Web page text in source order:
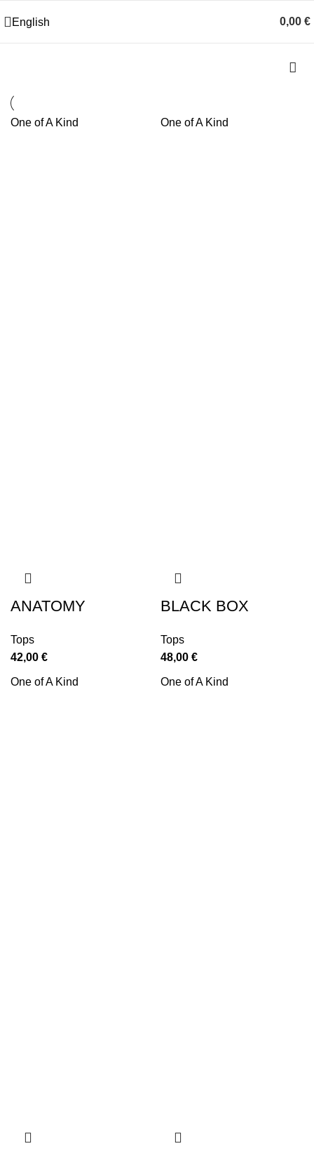
English 0,00 €
One of A Kind
ANATOMY
Tops
42,00 €
One of A Kind
BLACK BOX
Tops
48,00 €
One of A Kind One of A Kind